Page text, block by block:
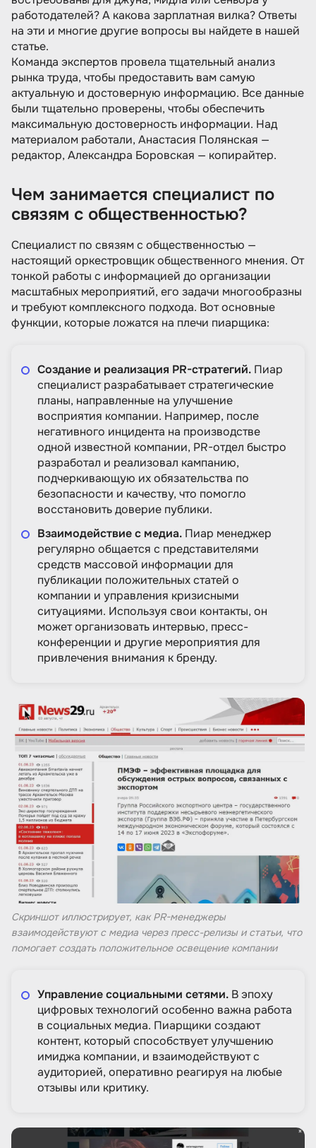
работодателей? А какова зарплатная вилка? Ответы
на эти и многие другие вопросы вы найдете в нашей
статье.
Команда экспертов провела тщательный анализ
рынка труда, чтобы предоставить вам самую
актуальную и достоверную информацию. Все данные
были тщательно проверены, чтобы обеспечить
максимальную достоверность информации. Над
материалом работали, Анастасия Полянская —
редактор, Александра Боровская — копирайтер.
Чем занимается специалист по
связям с общественностью?
Специалист по связям с общественностью —
настоящий оркестровщик общественного мнения. От
тонкой работы с информацией до организации
масштабных мероприятий, его задачи многообразны
и требуют комплексного подхода. Вот основные
функции, которые ложатся на плечи пиарщика:
Создание и реализация PR-стратегий. Пиар
специалист разрабатывает стратегические
планы, направленные на улучшение
восприятия компании. Например, после
негативного инцидента на производстве
одной известной компании, PR-отдел быстро
разработал и реализовал кампанию,
подчеркивающую их обязательства по
безопасности и качеству, что помогло
восстановить доверие публики.
Взаимодействие с медиа. Пиар менеджер
регулярно общается с представителями
средств массовой информации для
публикации положительных статей о
компании и управления кризисными
ситуациями. Используя свои контакты, он
может организовать интервью, пресс-
конференции и другие мероприятия для
привлечения внимания к бренду.
Скриншот иллюстрирует, как PR-менеджеры
взаимодействуют с медиа через пресс-релизы и статьи, что
помогает создать положительное освещение компании
Управление социальными сетями. В эпоху
цифровых технологий особенно важна работа
в социальных медиа. Пиарщики создают
контент, который способствует улучшению
имиджа компании, и взаимодействуют с
аудиторией, оперативно реагируя на любые
отзывы или критику.